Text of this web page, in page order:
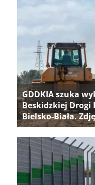
GDDKIA szuka
Beskidzkiej Drogi
Bielsko-Biała.